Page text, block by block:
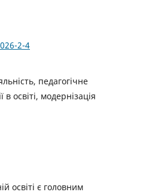
2-4
педагогічне
в освіті, модернізація
освіті є головним